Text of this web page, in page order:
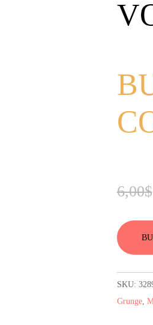
6,00$
SKU:
Grunge,